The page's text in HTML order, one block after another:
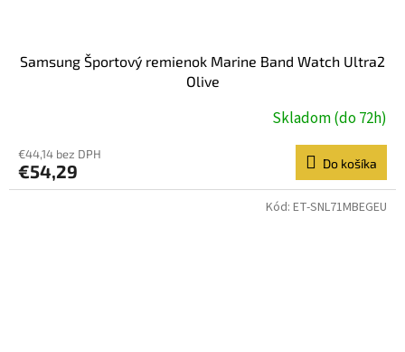
Samsung Športový remienok Marine Band Watch Ultra2
Olive
Skladom (do 72h)
€44,14 bez DPH
€54,29 Do košíka
Kód: ET-SNL71MBEGEU